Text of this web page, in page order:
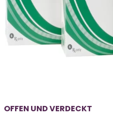
OFFEN UND VERDECKT